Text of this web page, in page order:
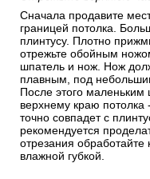
Сначала продавите
границей потолка.
плинтусу. Плотно
отрежьте обойным
шпатель и нож. Нож
плавным, под
После этого
верхнему краю потолка
точно совпадет с
рекомендуется
отрезания
влажной губкой.